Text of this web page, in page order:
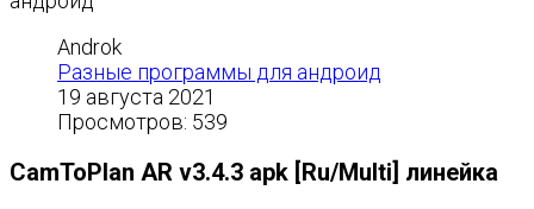
Androk
Разные программы для андроид
19 августа 2021
Просмотров: 539
CamToPlan AR v3.4.3 apk [Ru/Multi] линейка